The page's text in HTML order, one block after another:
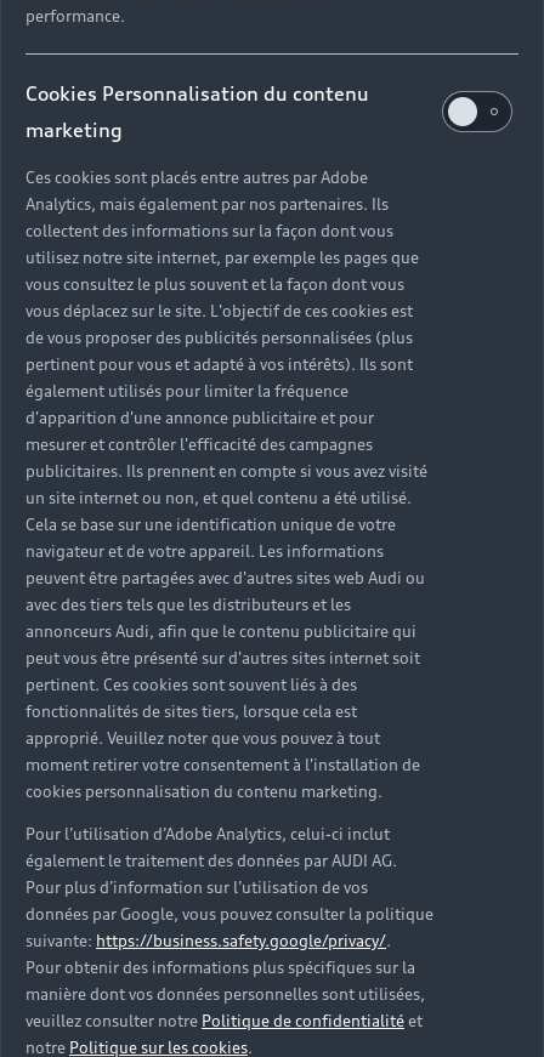
performance.
Cookies Personnalisation du contenu
marketing
Ces cookies sont placés entre autres par Adobe
Analytics, mais également par nos partenaires. Ils
collectent des informations sur la façon dont vous
utilisez notre site internet, par exemple les pages que
vous consultez le plus souvent et la façon dont vous
vous déplacez sur le site. L'objectif de ces cookies est
de vous proposer des publicités personnalisées (plus
pertinent pour vous et adapté à vos intérêts). Ils sont
également utilisés pour limiter la fréquence
d'apparition d'une annonce publicitaire et pour
mesurer et contrôler l'efficacité des campagnes
publicitaires. Ils prennent en compte si vous avez visité
un site internet ou non, et quel contenu a été utilisé.
Cela se base sur une identification unique de votre
navigateur et de votre appareil. Les informations
peuvent être partagées avec d'autres sites web Audi ou
avec des tiers tels que les distributeurs et les
annonceurs Audi, afin que le contenu publicitaire qui
peut vous être présenté sur d'autres sites internet soit
pertinent. Ces cookies sont souvent liés à des
fonctionnalités de sites tiers, lorsque cela est
approprié. Veuillez noter que vous pouvez à tout
moment retirer votre consentement à l'installation de
cookies personnalisation du contenu marketing.
Pour l’utilisation d’Adobe Analytics, celui-ci inclut
également le traitement des données par AUDI AG.
Pour plus d’information sur l’utilisation de vos
données par Google, vous pouvez consulter la politique
suivante: https://business.safety.google/privacy/.
Pour obtenir des informations plus spécifiques sur la
manière dont vos données personnelles sont utilisées,
veuillez consulter notre Politique de confidentialitéet
notre Politique sur les cookies.